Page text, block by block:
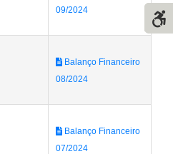
09/2024
Balanço Financeiro
08/2024
Balanço Financeiro
07/2024